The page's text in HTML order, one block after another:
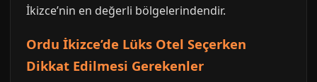
İkizce’nin en değerli bölgelerindendir.
Ordu İkizce’de Lüks Otel Seçerken
Dikkat Edilmesi Gerekenler